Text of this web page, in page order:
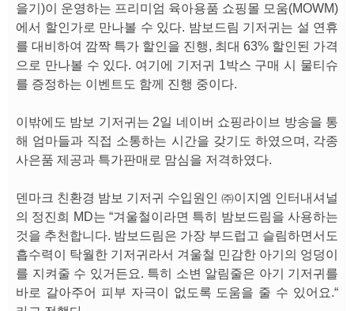
을기)이 운영하는 프리미엄 육아용품 쇼핑몰 모움(MOWM)
에서 할인가로 만나볼 수 있다. 밤보드림 기저귀는 설 연휴
를 대비하여 깜짝 특가 할인을 진행, 최대 63% 할인된 가격
으로 만나볼 수 있다. 여기에 기저귀 1박스 구매 시 물티슈
를 증정하는 이벤트도 함께 진행 중이다.
이밖에도 밤보 기저귀는 2일 네이버 쇼핑라이브 방송을 통
해 엄마들과 직접 소통하는 시간을 갖기도 하였으며, 각종
사은품 제공과 특가판매로 맘심을 저격하였다.
덴마크 친환경 밤보 기저귀 수입원인 ㈜이지엠 인터내셔널
의 정진희 MD는 “겨울철이라면 특히 밤보드림을 사용하는
것을 추천합니다. 밤보드림은 가장 부드럽고 슬림하면서도
흡수력이 탁월한 기저귀라서 겨울철 민감한 아기의 엉덩이
를 지켜줄 수 있거든요. 특히 소변 알림줄은 아기 기저귀를
바로 갈아주어 피부 자극이 없도록 도움을 줄 수 있어요.“